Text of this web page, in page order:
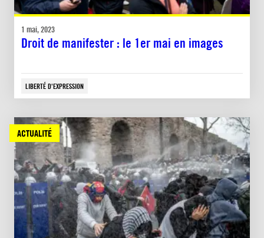
1 mai, 2023
Droit de manifester : le 1er mai en images
LIBERTÉ D'EXPRESSION
ACTUALITÉ